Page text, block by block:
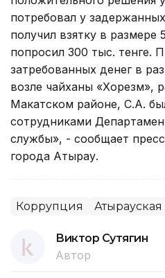
потребовал у
получил взятку в размере
попросил 300 тыс. тенге.
затребованных денег в
возле чайханы «Хорезм»,
Макатском районе, С.А.
сотрудниками
службы», - сообщает
города Атырау.
Коррупция Атырауская
Виктор Сутягин
Автор